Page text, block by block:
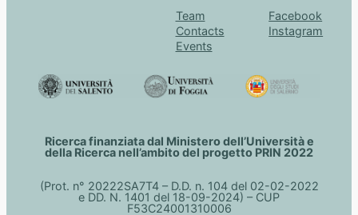
Team
Contacts
Events
Facebook
Instagram
Ricerca finanziata dal Ministero dell’Università e
della Ricerca nell’ambito del progetto PRIN 2022
(Prot. n° 20222SA7T4 – D.D. n. 104 del 02-02-2022
e DD. N. 1401 del 18-09-2024) – CUP
F53C24001310006